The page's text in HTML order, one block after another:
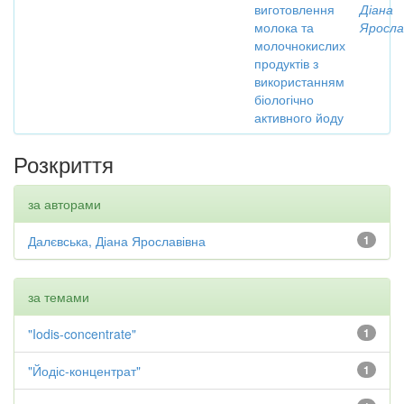
виготовлення
молока та
молочнокислих
продуктів з
використанням
біологічно
активного йоду
Діана
Розкриття
за авторами
1
Далєвська, Діана Ярославівна
за темами
1
"Iodis-concentrate"
1
"Йодіс-концентрат"